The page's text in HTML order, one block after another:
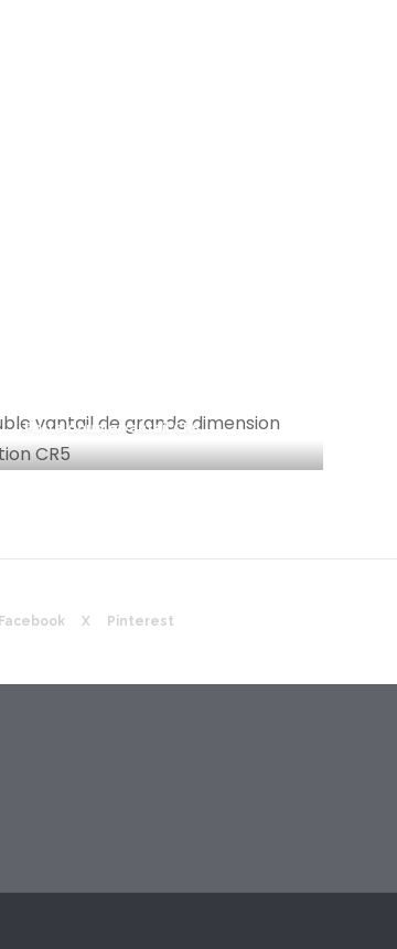
Porte double vantail CR5
Facebook X Pinterest